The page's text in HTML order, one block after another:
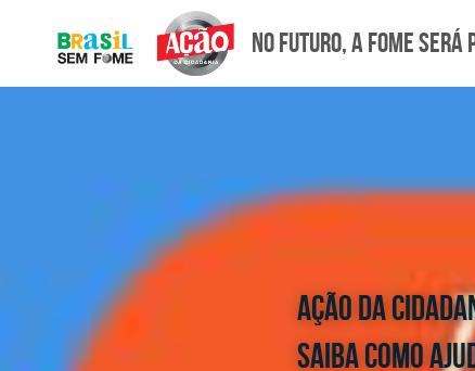
No futuro, a fome será
Ação da
saiba como